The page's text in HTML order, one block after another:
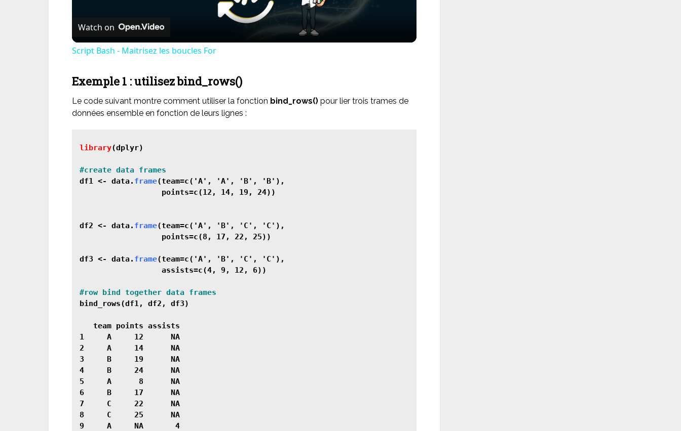
Watch on
Script Bash - Maitrisez les boucles For
Exemple 1 : utilisez bind_rows()
Le code suivant montre comment utiliser la fonction bind_rows() pour lier trois trames de
données ensemble en fonction de leurs lignes :
library(dplyr)
df1 <- data. frame(team=c('A', 'A', 'B', 'B'),
                  points=c(12, 14, 19, 24))
df2 <- data. frame(team=c('A', 'B', 'C', 'C'),
                  points=c(8, 17, 22, 25))
df3 <- data. frame(team=c('A', 'B', 'C', 'C'),
                  assists=c(4, 9, 12, 6))
bind_rows(df1, df2, df3)
   team points assists
1     A     12      NA
2     A     14      NA
3     B     19      NA
4     B     24      NA
5     A      8      NA
6     B     17      NA
7     C     22      NA
8     C     25      NA
9     A     NA       4